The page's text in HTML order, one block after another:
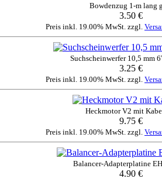
Bowdenzug 1-m lang
3.50 €
Preis inkl. 19.00% MwSt. zzgl.
Suchscheinwerfer 10,5 mm
3.25 €
Preis inkl. 19.00% MwSt. zzgl.
Heckmotor V2 mit
9.75 €
Preis inkl. 19.00% MwSt. zzgl.
Balancer-Adapterplatine
4.90 €